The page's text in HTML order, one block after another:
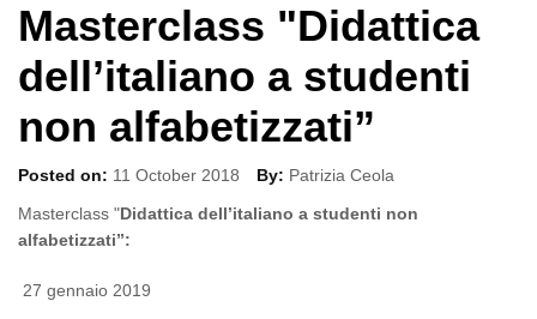
Masterclass "Didattica
dell’italiano a studenti
non alfabetizzati”
Posted on: 11 October 2018 By: Patrizia Ceola
Masterclass "Didattica dell’italiano a studenti non
alfabetizzati”:
27 gennaio 2019